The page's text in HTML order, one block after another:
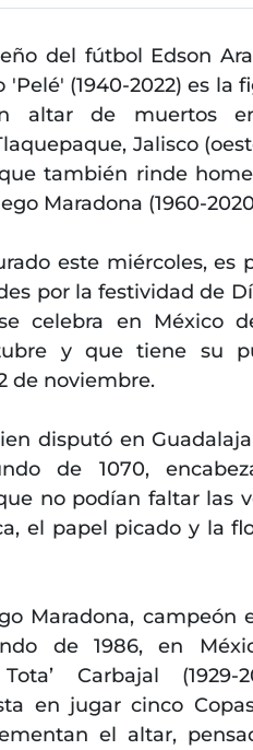
del fútbol Edson
(1940-2022) es la
altar de muertos
Jalisco
también rinde
Maradona (1960-
este miércoles, es
por la festividad de
celebra en México
y que tiene su
de noviembre.
disputó en
de 1070,
no podían faltar las
el papel picado y la
Maradona, campeón
de 1986, en
Carbajal (1929-
en jugar cinco
el altar,